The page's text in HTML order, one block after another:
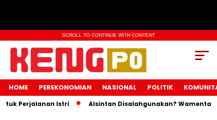
SCROLL TO CONTINUE WITH CONTENT
HOME PEREKONOMIAN NASIONAL POLITIK
Perjalanan Istri Alsintan Disalahgunakan? Wamentan